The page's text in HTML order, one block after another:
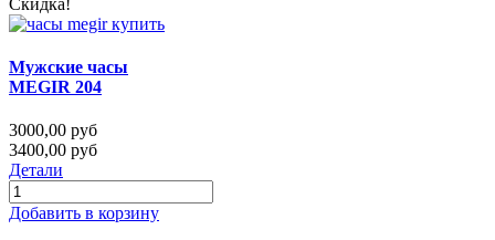
Мужские часы
MEGIR 204
3000,00 руб
3400,00 руб
Детали
Добавить в корзину